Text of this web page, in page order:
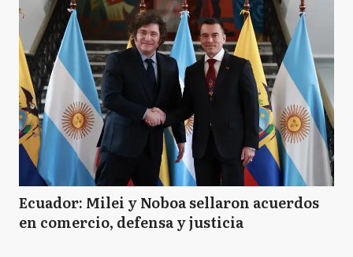
Ecuador: Milei y Noboa sellaron acuerdos
en comercio, defensa y justicia